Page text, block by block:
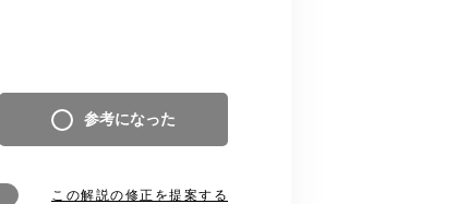
参考になった
この解説の修正を提案する